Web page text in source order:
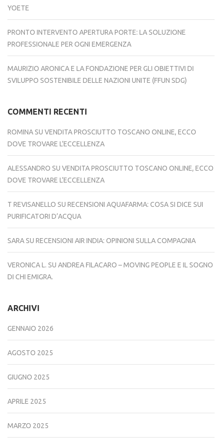
YOETE
PRONTO INTERVENTO APERTURA PORTE: LA SOLUZIONE
PROFESSIONALE PER OGNI EMERGENZA
MAURIZIO ARONICA E LA FONDAZIONE PER GLI OBIETTIVI DI
SVILUPPO SOSTENIBILE DELLE NAZIONI UNITE (FFUN SDG)
COMMENTI RECENTI
ROMINA SU VENDITA PROSCIUTTO TOSCANO ONLINE, ECCO
DOVE TROVARE L’ECCELLENZA
ALESSANDRO SU VENDITA PROSCIUTTO TOSCANO ONLINE, ECCO
DOVE TROVARE L’ECCELLENZA
T REVISANELLO SU RECENSIONI AQUAFARMA: COSA SI DICE SUI
PURIFICATORI D’ACQUA
SARA SU RECENSIONI AIR INDIA: OPINIONI SULLA COMPAGNIA
VERONICA L. SU ANDREA FILACARO – MOVING PEOPLE E IL SOGNO
DI CHI EMIGRA.
ARCHIVI
GENNAIO 2026
AGOSTO 2025
GIUGNO 2025
APRILE 2025
MARZO 2025